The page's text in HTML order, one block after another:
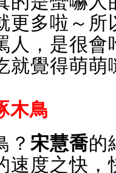
更多啦～
人，是很
就覺得萌萌
木鳥
？ 宋慧喬的
速度之快，